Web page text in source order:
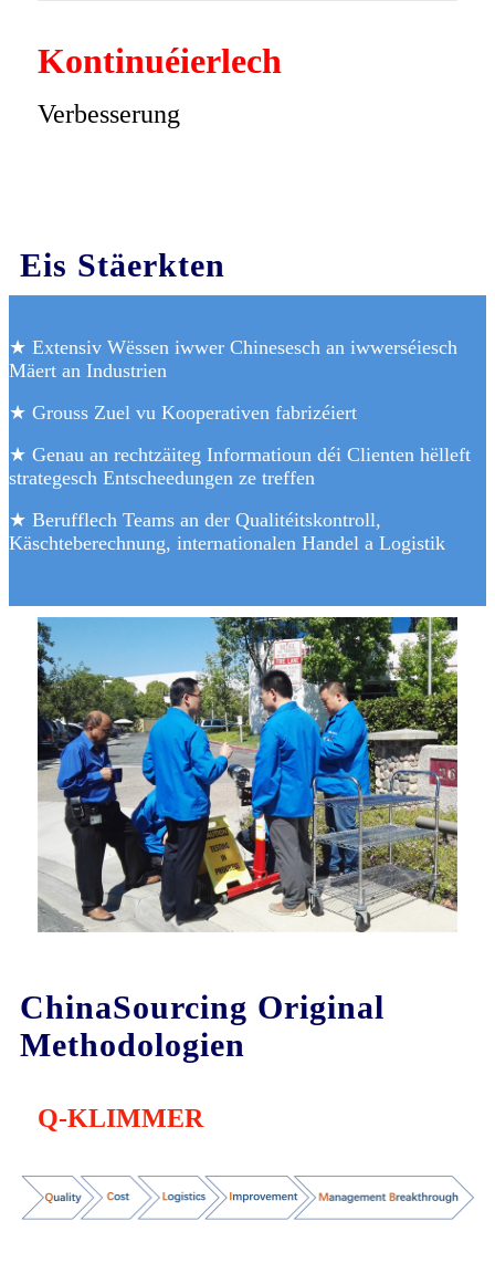
Kontinuéierlech
Verbesserung
Eis Stäerkten
★ Extensiv Wëssen iwwer Chinesesch an iwwerséiesch
Mäert an Industrien
★ Grouss Zuel vu Kooperativen fabrizéiert
★ Genau an rechtzäiteg Informatioun déi Clienten hëlleft
strategesch Entscheedungen ze treffen
★ Berufflech Teams an der Qualitéitskontroll,
Käschteberechnung, internationalen Handel a Logistik
ChinaSourcing Original
Methodologien
Q-KLIMMER